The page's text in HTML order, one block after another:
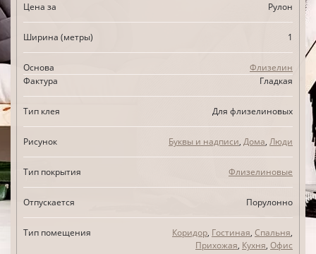
Цена за Рулон
Ширина (метры) 1
Основа
Флизелин
Фактура
Гладкая
Тип клея Для флизелиновых
Рисунок Буквы и надписи, Дома, Люди
Тип покрытия Флизелиновые
Отпускается Порулонно
Тип помещения Коридор, Гостиная, Спальня,
Прихожая, Кухня, Офис